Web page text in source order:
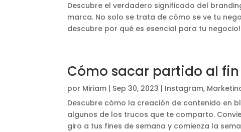
Descubre el verdadero significado del
marca. No solo se trata de cómo se ve tu
descubre por qué es esencial para tu negocio!
Cómo sacar partido al
por Miriam | Sep 30, 2023 | Instagram,
Descubre cómo la creación de contenido en
algunos de los trucos que te comparto.
giro a tus fines de semana y comienza la